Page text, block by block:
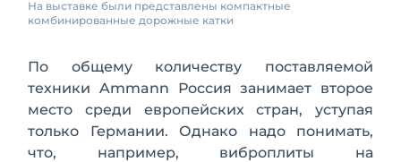
На выставке были представлены компактные
комбинированные дорожные катки
По общему количеству поставляемой
техники Ammann Россия занимает второе
место среди европейских стран, уступая
только Германии. Однако надо понимать,
что, например, виброплиты на